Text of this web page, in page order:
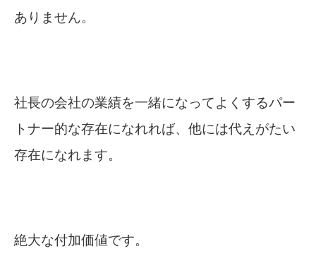
ありません。
社長の会社の業績を一緒になってよくするパー
トナー的な存在になれれば、他には代えがたい
存在になれます。
絶大な付加価値です。